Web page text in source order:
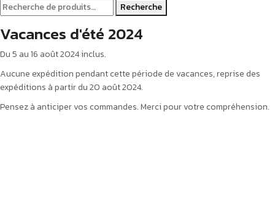
Recherche
Vacances d'été 2024
Du 5 au 16 août 2024 inclus.
Aucune expédition pendant cette période de vacances, reprise des
expéditions à partir du 20 août 2024.
Pensez à anticiper vos commandes. Merci pour votre compréhension.